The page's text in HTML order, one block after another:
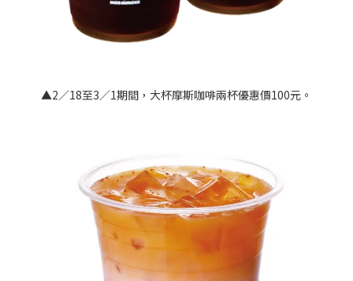
▲2／18至3／1期間，大杯摩斯咖啡兩杯優惠價100元。